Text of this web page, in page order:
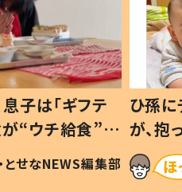
子は「ギフテ
“ウチ給食”を
は #令和の親
とせなNEWS編集部
ひ孫
が、
「涙が
い」